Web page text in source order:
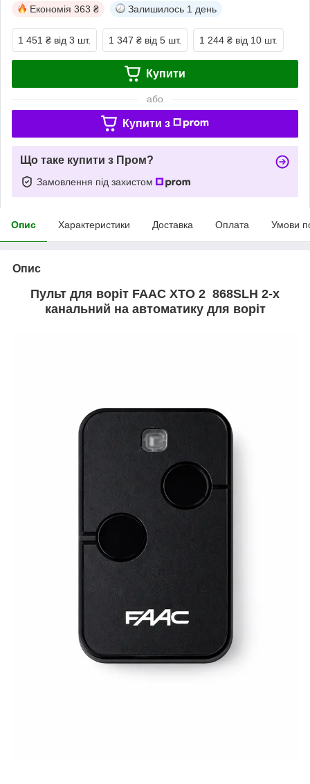
Економія 363 ₴ Залишилось 1 день
1 451 ₴ від 3 шт. 1 347 ₴ від 5 шт. 1 244 ₴ від 10 шт.
Купити
або
Купити з
Що таке купити з Пром?
Замовлення під захистом
Опис Характеристики Доставка Оплата Умови
Опис
Пульт для воріт FAAC XTO 2 868SLH 2-х
канальний на автоматику для воріт